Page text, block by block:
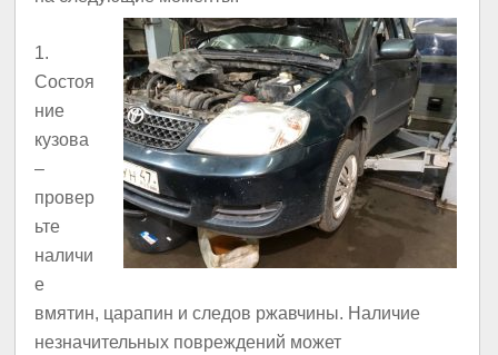
1.
Состоя
ние
кузова
–
провер
ьте
наличи
е
вмятин, царапин и следов ржавчины. Наличие
незначительных повреждений может